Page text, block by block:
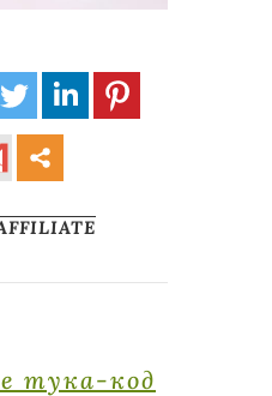
тука-код